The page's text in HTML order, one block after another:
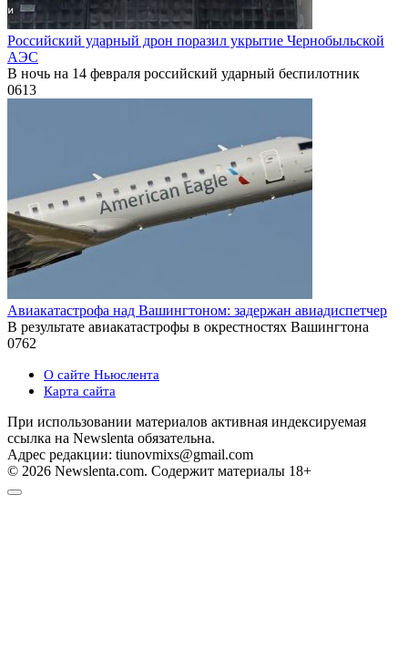
Российский ударный дрон поразил укрытие Чернобыльской
АЭС
В ночь на 14 февраля российский ударный беспилотник
0613
Авиакатастрофа над Вашингтоном: задержан авиадиспетчер
В результате авиакатастрофы в окрестностях Вашингтона
0762
О сайте Ньюслента
Карта сайта
При использовании материалов активная индексируемая
ссылка на Newslenta обязательна.
Адрес редакции: tiunovmixs@gmail.com
© 2026 Newslenta.com. Содержит материалы 18+